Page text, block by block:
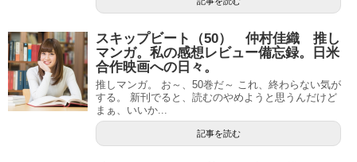
スキップビート（50） 仲村佳織 推し
マンガ。私の感想レビュー備忘録。日米
合作映画への日々。
推しマンガ。 お～、50巻だ～ これ、終わらない気が
する。 新刊でると、読むのやめようと思うんだけど
まぁ、いいか...
記事を読む